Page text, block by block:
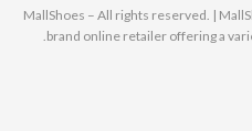
© 2025 MallShoes – All rights reserved. |
brand online retailer offering a